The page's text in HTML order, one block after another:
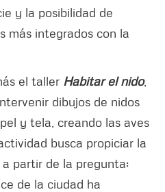
y la posibilidad de
más integrados con la
el taller Habitar el nido,
dibujos de nidos
y tela, creando las aves
busca propiciar la
partir de la pregunta:
de la ciudad ha